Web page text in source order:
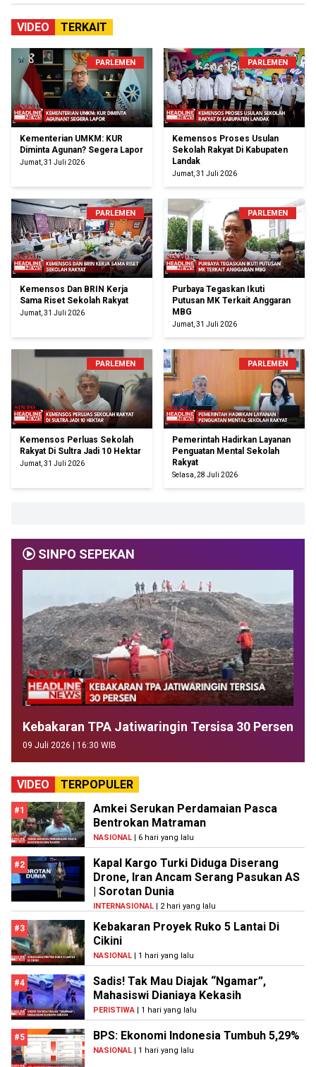
VIDEO TERKAIT
PARLEMEN
Kementerian UMKM: KUR
Diminta Agunan? Segera Lapor
Jumat, 31 Juli 2026
PARLEMEN
Kemensos Proses Usulan
Sekolah Rakyat Di Kabupaten
Landak
Jumat, 31 Juli 2026
PARLEMEN
Kemensos Dan BRIN Kerja
Sama Riset Sekolah Rakyat
Jumat, 31 Juli 2026
PARLEMEN
Purbaya Tegaskan Ikuti
Putusan MK Terkait Anggaran
MBG
Jumat, 31 Juli 2026
PARLEMEN
Kemensos Perluas Sekolah
Rakyat Di Sultra Jadi 10 Hektar
Jumat, 31 Juli 2026
PARLEMEN
Pemerintah Hadirkan Layanan
Penguatan Mental Sekolah
Rakyat
Selasa, 28 Juli 2026
SINPO SEPEKAN
Kebakaran TPA Jatiwaringin Tersisa 30 Persen
09 Juli 2026 | 16:30 WIB
VIDEO TERPOPULER
#1
Amkei Serukan Perdamaian Pasca
Bentrokan Matraman
NASIONAL | 6 hari yang lalu
#2
Kapal Kargo Turki Diduga Diserang
Drone, Iran Ancam Serang Pasukan AS
| Sorotan Dunia
INTERNASIONAL | 2 hari yang lalu
#3
Kebakaran Proyek Ruko 5 Lantai Di
Cikini
NASIONAL | 1 hari yang lalu
#4
Sadis! Tak Mau Diajak “Ngamar”,
Mahasiswi Dianiaya Kekasih
PERISTIWA | 1 hari yang lalu
#5 BPS: Ekonomi Indonesia Tumbuh 5,29%
NASIONAL | 1 hari yang lalu